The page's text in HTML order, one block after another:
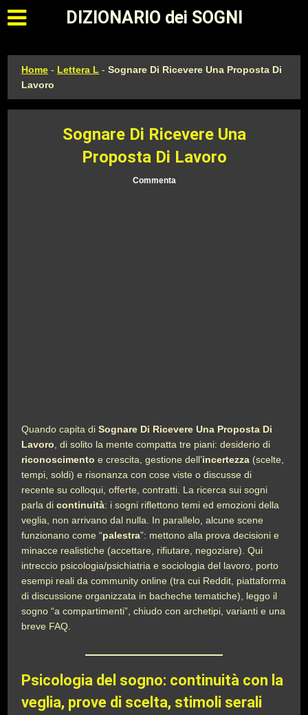
Apri il menu principale
DIZIONARIO dei SOGNI
Home - Lettera L -Sognare Di Ricevere Una Proposta Di
Lavoro
Sognare Di Ricevere Una
Proposta Di Lavoro
Commenta
Quando capita diSognare Di Ricevere Una Proposta Di
Lavoro , di solito la mente compatta tre piani: desiderio di
riconoscimento e crescita, gestione dell’incertezza (scelte,
tempi, soldi) e risonanza con cose viste o discusse di
recente su colloqui, offerte, contratti. La ricerca sui sogni
parla dicontinuità: i sogni riflettono temi ed emozioni della
veglia, non arrivano dal nulla. In parallelo, alcune scene
funzionano come “palestra”: mettono alla prova decisioni e
minacce realistiche (accettare, rifiutare, negoziare). Qui
intreccio psicologia/psichiatria e sociologia del lavoro, porto
esempi reali da community online (tra cui Reddit, piattaforma
di discussione organizzata in bacheche tematiche), leggo il
sogno “a compartimenti”, chiudo con archetipi, varianti e una
breve FAQ.
Psicologia del sogno: continuità con la
veglia, prove di scelta, stimoli serali